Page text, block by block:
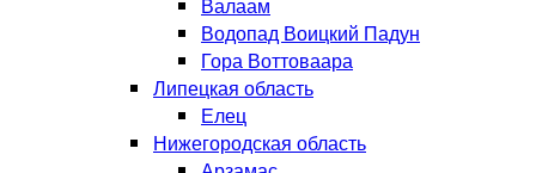
Водопад Воицкий Падун
Гора Воттоваара
Липецкая область
Елец
Нижегородская область